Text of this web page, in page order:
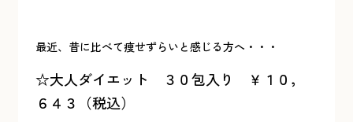
最近、昔に比べて痩せずらいと感じる方へ・・・
☆大人ダイエット ３０包入り ￥１０，
６４３（税込）